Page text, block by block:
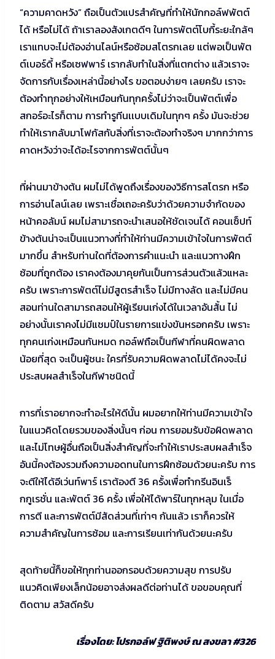
“ความคาดหวัง” ถือเป็นตัวแปรสำคัญที่ทำให้นักกอล์ฟพัตต์
ได้ หรือไม่ได้ ถ้าเราลองสังเกตดีๆ ในการพัตต์โบกี้ระยะใกล้ๆ
เราแทบจะไม่ต้องอ่านไลน์หรือซ้อมสโตรกเลย แต่พอเป็นพัต
ต์เบอร์ดี้ หรือเซฟพาร์ เรากลับทำในสิ่งที่แตกต่าง แล้วเราจะ
จัดการกับเรื่องเหล่านี้อย่างไร ขอตอบง่ายๆ เลยครับ เราจะ
ต้องทำทุกอย่างให้เหมือนกันทุกครั้งไม่ว่าจะเป็นพัตต์เพื่อ
สกอร์อะไรก็ตาม การทำรูทีนเเบบเดิมในทุกๆ ครั้ง มันจะช่วย
ทำให้เรากลับมาโฟกัสกับสิ่งที่เราจะต้องทำจริงๆ มากกว่าการ
คาดหวังว่าจะได้อะไรจากการพัตต์นั้นๆ
ที่ผ่านมาข้างต้น ผมไม่ได้พูดถึงเรื่องของวิธีการสโตรก หรือ
การอ่านไลน์เลย เพราะเชื่อเถอะครับว่าด้วยความจำกัดของ
หน้าคอลัมน์ ผมไม่สามารถจะนำเสนอให้ชัดเจนได้ คอนเซ็ปท์
ข้างต้นน่าจะเป็นแนวทางที่ทำให้ท่านมีความเข้าใจในการพัตต์
มากขึ้น สำหรับท่านใดที่ต้องการคำแนะนำ และแนวทางฝึก
ซ้อมที่ถูกต้อง เราคงต้องมาคุยกันเป็นการส่วนตัวแล้วแหละ
ครับ เพราะการพัตต์ไม่มีสูตรสำเร็จ ไม่มีทางลัด และไม่มีคน
สอนท่านใดสามารถสอนให้ผู้เรียนเก่งได้ในเวลาอันสั้น ไม่
อย่างนั้นเราคงไม่มีแชมป์ในรายการแข่งขันหรอกครับ เพราะ
ทุกคนเก่งเหมือนกันหมด กอล์ฟถือเป็นกีฬาที่คนผิดพลาด
น้อยที่สุด จะเป็นผู้ชนะ ใครที่รับความผิดพลาดไม่ได้คงจะไม่
ประสบผลสำเร็จในกีฬาชนิดนี้
การที่เราอยากจะทำอะไรให้ดีนั้น ผมอยากให้ท่านมีความเข้าใจ
ในแนวคิดโดยรวมของสิ่งนั้นๆ ก่อน การยอมรับข้อผิดพลาด
และไม่โทษผู้อื่นถือเป็นสิ่งสำคัญที่จะทำให้เราประสบผลสำเร็จ
อันนี้คงต้องรวมถึงความอดทนในการฝึกซ้อมด้วยนะครับ การ
จะตีให้ได้อีเว่นท์พาร์ เราต้องตี 36 ครั้งเพื่อทำกรีนอินเร็
กกูเรชั่น และพัตต์ 36 ครั้ง เพื่อให้ได้พาร์ในทุกหลุม ในเมื่อ
การตี และการพัตต์มีสัดส่วนที่เท่าๆ กันแล้ว เราก็ควรให้
ความสำคัญในการซ้อม และการเรียนเท่ากันด้วยนะครับ
สุดท้ายนี้ก็ขอให้ทุกท่านออกรอบด้วยความสุข การปรับ
แนวคิดเพียงเล็กน้อยอาจส่งผลดีต่อท่านได้ ขอขอบคุณที่
ติดตาม สวัสดีครับ
เรื่องโดย: โปรกอล์ฟ ฐิติพงษ์ ณ สงขลา #326